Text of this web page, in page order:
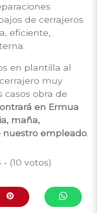
de cerrajeros
eficiente,
en plantilla al
muy
casos obra de
en Ermua
maña,
nuestro empleado.
- (10 votos)